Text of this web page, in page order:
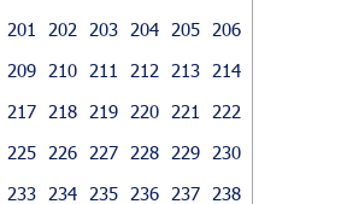
201 202 203 204 205
206
209 210 211 212 213
214
217 218 219 220 221
222
225 226 227 228 229
230
233 234 235 236 237
238